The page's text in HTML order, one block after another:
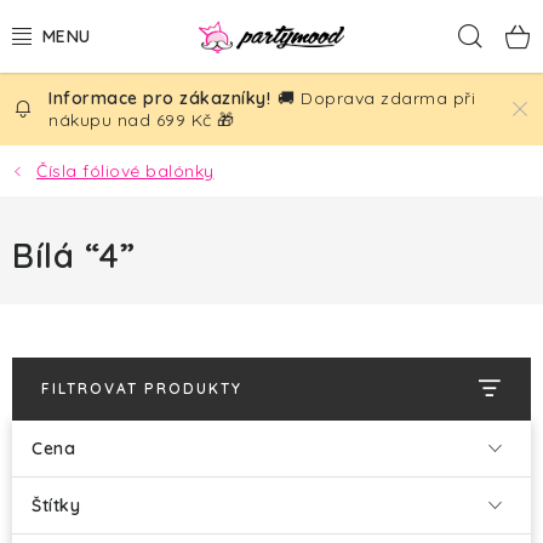
na
BALÓNKY
PÁRTY DEKORACE
NAROZENINY
SVATBA
AKČNÍ CENY!
🚚 Doprava zdarma při
nákupu nad 699 Kč 🎁
Čísla fóliové balónky
Bílá “4”
FILTROVAT PRODUKTY
Cena
Štítky